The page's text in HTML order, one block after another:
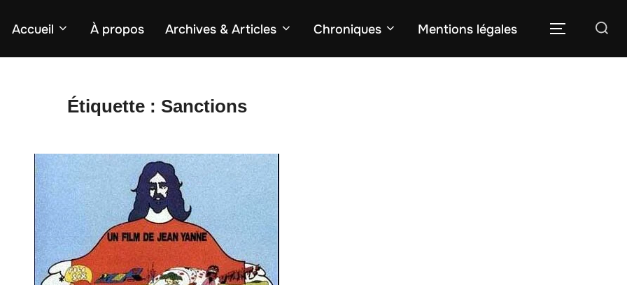
Accueil À propos Archives & Articles Chroniques Mentions légales Rechercher :
Étiquette : Sanctions